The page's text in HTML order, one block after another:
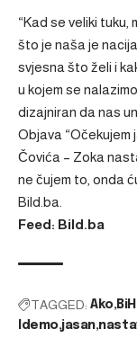
“Kad se veliki tuku,
što je naša je
svjesna što želi i
u kojem se
dizajniran da nas
Objava “Očekujem
Čovića – Zoka
ne čujem to, onda
Bild.ba
Feed: Bild.ba
TAGGED: Ako BiH
Idemo jasan